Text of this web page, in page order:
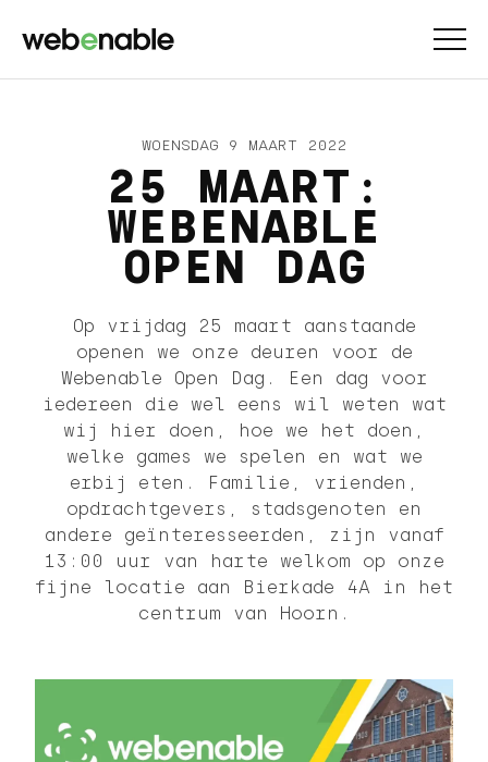
WOENSDAG 9 MAART 2022
25 MAART:
WEBENABLE
OPEN DAG
Op vrijdag 25 maart aanstaande
openen we onze deuren voor de
Webenable Open Dag. Een dag voor
iedereen die wel eens wil weten wat
wij hier doen, hoe we het doen,
welke games we spelen en wat we
erbij eten. Familie, vrienden,
opdrachtgevers, stadsgenoten en
andere geïnteresseerden, zijn vanaf
13:00 uur van harte welkom op onze
fijne locatie aan Bierkade 4A in het
centrum van Hoorn.